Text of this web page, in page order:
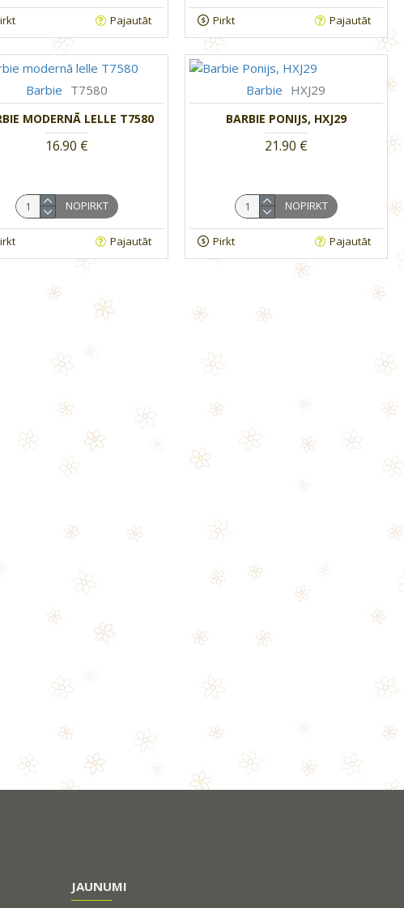
Pajautāt Pirkt Pajautāt
Barbie T7580
MODERNĀ LELLE T7580
16.90 €
NOPIRKT
Pajautāt
Barbie HXJ29
BARBIE PONIJS, HXJ29
21.90 €
NOPIRKT
Pirkt Pajautāt
JAUNUMI